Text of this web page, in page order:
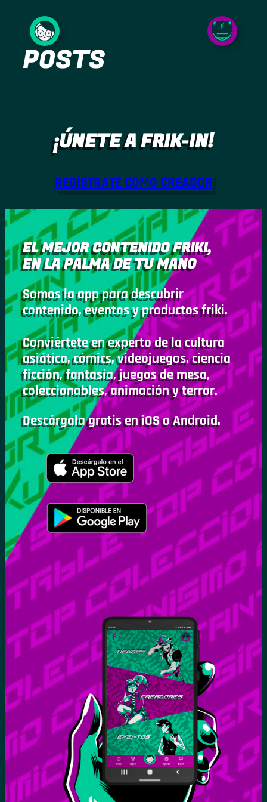
contenido
POSTS
¡ÚNETE A FRIK-IN!
REGÍSTRATE COMO CREADOR
EL MEJOR CONTENIDO FRIKI,
EN LA PALMA DE TU MANO
Somos la app para descubrir
contenido, eventos y productos friki.
Conviértete en experto de la cultura
asiática, cómics, videojuegos, ciencia
ficción, fantasía, juegos de mesa,
coleccionables, animación y terror.
Descárgala gratis en iOS o Android.